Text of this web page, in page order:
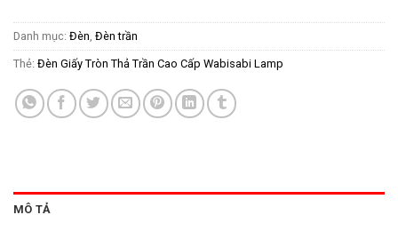
Danh mục: Đèn, Đèn trần
Thẻ: Đèn Giấy Tròn Thả Trần Cao Cấp Wabisabi Lamp
MÔ TẢ